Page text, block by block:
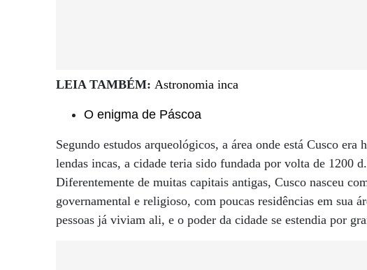
LEIA TAMBÉM: Astronomia inca
O enigma de Páscoa
Segundo estudos arqueológicos, a área onde está Cusco
lendas incas, a cidade teria sido fundada por volta de 1200
Diferentemente de muitas capitais antigas, Cusco nasceu
governamental e religioso, com poucas residências em sua
pessoas já viviam ali, e o poder da cidade se estendia por